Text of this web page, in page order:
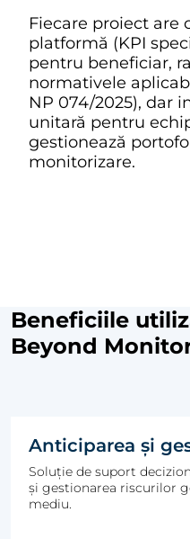
Fiecare proiect are
platformă (KPI
pentru beneficiar,
normativele
NP 074/2025), dar
unitară pentru
gestionează
monitorizare.
Beneficiile
Beyond
Anticiparea și
Soluție de suport
și gestionarea riscurilor
mediu.